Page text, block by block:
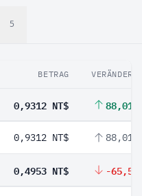
5
BETRAG
0,9312 NT$ 88,01
0,9312 NT$ 88,01
0,4953 NT$ -65,59